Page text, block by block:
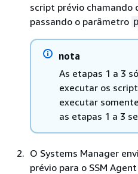
script prévio chamando
passando o parâmetro
nota
As etapas 1 a 3
executar os
executar
as etapas 1 a 3
O Systems Manager
prévio para o SSM